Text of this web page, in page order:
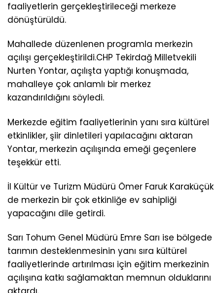
faaliyetlerin gerçekleştirileceği merkeze
dönüştürüldü.
Mahallede düzenlenen programla merkezin
açılışı gerçekleştirildi.CHP Tekirdağ Milletvekili
Nurten Yontar, açılışta yaptığı konuşmada,
mahalleye çok anlamlı bir merkez
kazandırıldığını söyledi.
Merkezde eğitim faaliyetlerinin yanı sıra kültürel
etkinlikler, şiir dinletileri yapılacağını aktaran
Yontar, merkezin açılışında emeği geçenlere
teşekkür etti.
İl Kültür ve Turizm Müdürü Ömer Faruk Karaküçük
de merkezin bir çok etkinliğe ev sahipliği
yapacağını dile getirdi.
Sarı Tohum Genel Müdürü Emre Sarı ise bölgede
tarımın desteklenmesinin yanı sıra kültürel
faaliyetlerinde artırılması için eğitim merkezinin
açılışına katkı sağlamaktan memnun olduklarını